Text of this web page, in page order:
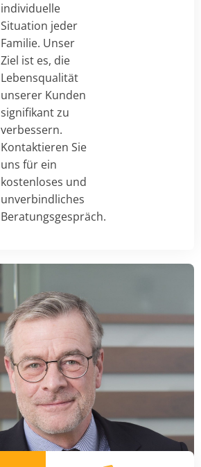
individuelle
Situation jeder
Familie. Unser
Ziel ist es, die
Lebensqualität
unserer Kunden
signifikant zu
verbessern.
Kontaktieren Sie
uns für ein
kostenloses und
unverbindliches
Beratungsgespräch.